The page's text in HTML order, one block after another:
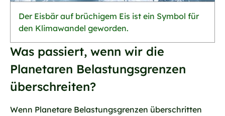
Der Eisbär auf brüchigem Eis ist ein Symbol für
den Klimawandel geworden.
Was passiert, wenn wir die
Planetaren Belastungsgrenzen
überschreiten?
Wenn Planetare Belastungsgrenzen überschritten